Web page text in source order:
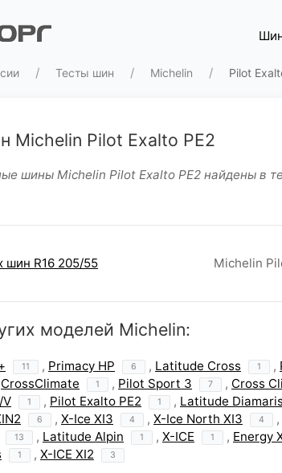
Тесты шин Michelin Pilot
Michelin Pilot Exalto PE2
шины Michelin Pilot Exalto PE2 найдены в
шин R16 205/55 Michelin
моделей Michelin:
11 , Primacy HP 6 , Latitude Cross 1 ,
CrossClimate 1 , Pilot Sport 3 7 , Cross
V
1 , Pilot Exalto PE2 1 , Latitude
6 , X-Ice XI3 4 , X-Ice North XI3 4 ,
13 , Latitude Alpin 1 , X-ICE 1 , Energy
1 , X-ICE XI2 3